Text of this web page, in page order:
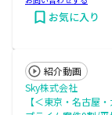
お気に入り
紹介動画
Sky株式会社
【＜東京・名古屋